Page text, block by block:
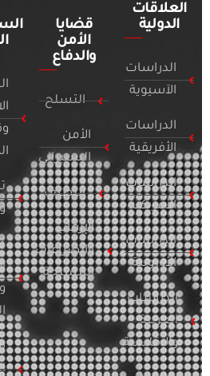
العلاقات
الدولية
الدراسات
الآسيوية
الدراسات
الأفريقية
الدراسات
الأمريكية
الدراسات
الأوروبية
الدراسات
العربية
والإقليمية
قضايا
الأمن
والدفاع
التسلح
الأمن
السيبراني
التطرف
الإرهاب
والصراعات
المسلحة